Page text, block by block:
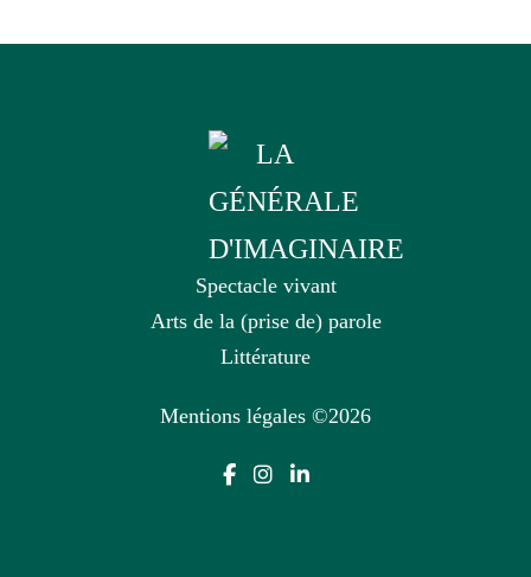
Spectacle vivant
Arts de la (prise de) parole
Littérature
Mentions légales ©2026